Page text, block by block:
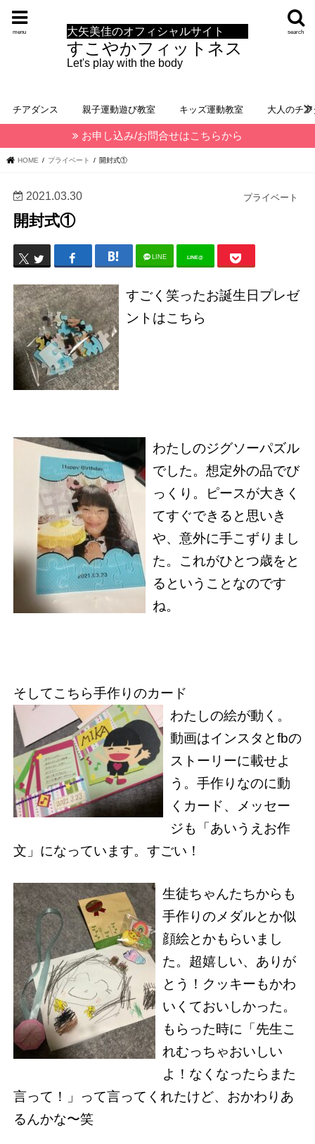
大矢美佳のオフィシャルサイト
すこやかフィットネス
Let's play with the body
search
menu
チアダンス 親子運動遊び教室 キッズ運動教室 大人のチ
お申し込み/お問合せはこちらから
HOME プライベート 開封式①
プライベート
2021.03.30
開封式①
LINE LINE@
すごく笑ったお誕生日プレゼ
ントはこちら
わたしのジグソーパズル
でした。想定外の品でび
っくり。ピースが大きく
てすぐできると思いき
や、意外に手こずりまし
た。これがひとつ歳をと
るということなのです
ね。
そしてこちら手作りのカード
わたしの絵が動く。
動画はインスタとfbの
ストーリーに載せよ
う。手作りなのに動
くカード、メッセー
ジも「あいうえお作
文」になっています。すごい！
生徒ちゃんたちからも
手作りのメダルとか似
顔絵とかもらいまし
た。超嬉しい、ありが
とう！クッキーもかわ
いくておいしかった。
もらった時に「先生こ
れむっちゃおいしい
よ！なくなったらまた
言って！」って言ってくれたけど、おかわりあ
るんかな〜笑